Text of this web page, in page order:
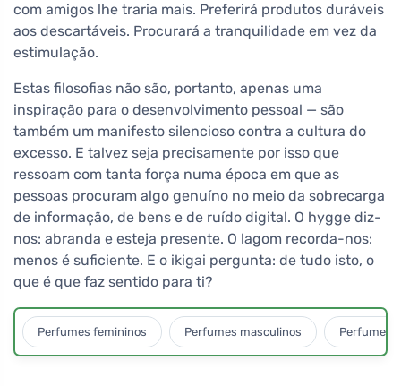
com amigos lhe traria mais. Preferirá produtos duráveis
aos descartáveis. Procurará a tranquilidade em vez da
estimulação.
Estas filosofias não são, portanto, apenas uma
inspiração para o desenvolvimento pessoal — são
também um manifesto silencioso contra a cultura do
excesso. E talvez seja precisamente por isso que
ressoam com tanta força numa época em que as
pessoas procuram algo genuíno no meio da sobrecarga
de informação, de bens e de ruído digital. O hygge diz-
nos: abranda e esteja presente. O lagom recorda-nos:
menos é suficiente. E o ikigai pergunta: de tudo isto, o
que é que faz sentido para ti?
Perfumes femininos Perfumes masculinos Perfumes